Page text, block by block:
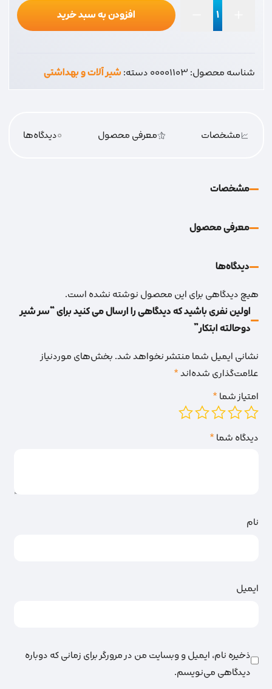
ابتکار
افزودن به سبد خرید
شناسه محصول:00001103دسته:شیر آلات و بهداشتی
مشخصات معرفی محصول 0دیدگاه‌‌ها
مشخصات
معرفی محصول
دیدگاه‌‌ها
هیچ دیدگاهی برای این محصول نوشته نشده است.
اولین نفری باشید که دیدگاهی را ارسال می کنید برای “سر شیر
دوحالته ابتکار”
نشانی ایمیل شما منتشر نخواهد شد.بخش‌های موردنیاز
علامت‌گذاری شده‌اند*
امتیاز شما*
دیدگاه شما*
نام
ایمیل
ذخیره نام، ایمیل و وبسایت من در مرورگر برای زمانی که دوباره
دیدگاهی می‌نویسم.